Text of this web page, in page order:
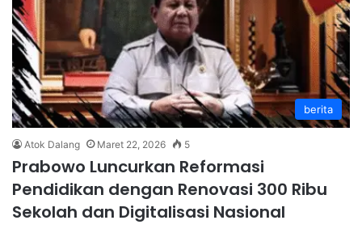
berita
Atok Dalang Maret 22, 2026 5
Prabowo Luncurkan Reformasi
Pendidikan dengan Renovasi 300 Ribu
Sekolah dan Digitalisasi Nasional